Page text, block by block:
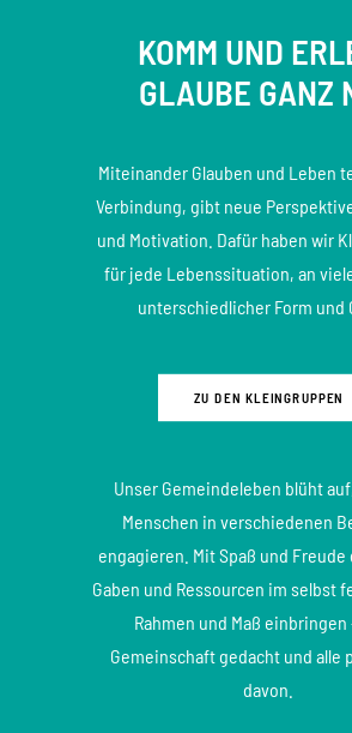
KOMM UND
GLAUBE GANZ
Miteinander Glauben und Leben
Verbindung, gibt neue
und Motivation. Dafür haben wir
für jede Lebenssituation, an
unterschiedlicher Form und
ZU DEN KLEINGRUPPEN
Unser Gemeindeleben blüht
Menschen in verschiedenen
engagieren. Mit Spaß und
Gaben und Ressourcen im selbst
Rahmen und Maß einbringen
Gemeinschaft gedacht und alle
davon.